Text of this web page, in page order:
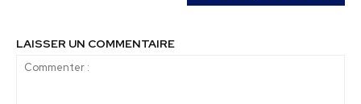
LAISSER UN COMMENTAIRE